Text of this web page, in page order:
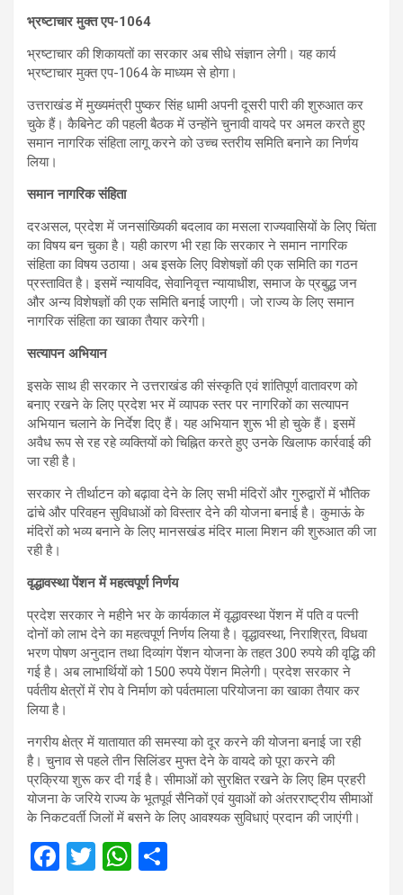
भ्रष्टाचार मुक्त एप-1064
भ्रष्टाचार की शिकायतों का सरकार अब सीधे संज्ञान लेगी। यह कार्य
भ्रष्टाचार मुक्त एप-1064 के माध्यम से होगा।
उत्तराखंड में मुख्यमंत्री पुष्कर सिंह धामी अपनी दूसरी पारी की शुरुआत कर
चुके हैं। कैबिनेट की पहली बैठक में उन्होंने चुनावी वायदे पर अमल करते हुए
समान नागरिक संहिता लागू करने को उच्च स्तरीय समिति बनाने का निर्णय
लिया।
समान नागरिक संहिता
दरअसल, प्रदेश में जनसांख्यिकी बदलाव का मसला राज्यवासियों के लिए चिंता
का विषय बन चुका है। यही कारण भी रहा कि सरकार ने समान नागरिक
संहिता का विषय उठाया। अब इसके लिए विशेषज्ञों की एक समिति का गठन
प्रस्तावित है। इसमें न्यायविद, सेवानिवृत्त न्यायाधीश, समाज के प्रबुद्ध जन
और अन्य विशेषज्ञों की एक समिति बनाई जाएगी। जो राज्य के लिए समान
नागरिक संहिता का खाका तैयार करेगी।
सत्यापन अभियान
इसके साथ ही सरकार ने उत्तराखंड की संस्कृति एवं शांतिपूर्ण वातावरण को
बनाए रखने के लिए प्रदेश भर में व्यापक स्तर पर नागरिकों का सत्यापन
अभियान चलाने के निर्देश दिए हैं। यह अभियान शुरू भी हो चुके हैं। इसमें
अवैध रूप से रह रहे व्यक्तियों को चिह्नित करते हुए उनके खिलाफ कार्रवाई की
जा रही है।
सरकार ने तीर्थाटन को बढ़ावा देने के लिए सभी मंदिरों और गुरुद्वारों में भौतिक
ढांचे और परिवहन सुविधाओं को विस्तार देने की योजना बनाई है। कुमाऊं के
मंदिरों को भव्य बनाने के लिए मानसखंड मंदिर माला मिशन की शुरुआत की जा
रही है।
वृद्धावस्था पेंशन में महत्वपूर्ण निर्णय
प्रदेश सरकार ने महीने भर के कार्यकाल में वृद्धावस्था पेंशन में पति व पत्नी
दोनों को लाभ देने का महत्वपूर्ण निर्णय लिया है। वृद्धावस्था, निराश्रित, विधवा
भरण पोषण अनुदान तथा दिव्यांग पेंशन योजना के तहत 300 रुपये की वृद्धि की
गई है। अब लाभार्थियों को 1500 रुपये पेंशन मिलेगी। प्रदेश सरकार ने
पर्वतीय क्षेत्रों में रोप वे निर्माण को पर्वतमाला परियोजना का खाका तैयार कर
लिया है।
नगरीय क्षेत्र में यातायात की समस्या को दूर करने की योजना बनाई जा रही
है। चुनाव से पहले तीन सिलिंडर मुफ्त देने के वायदे को पूरा करने की
प्रक्रिया शुरू कर दी गई है। सीमाओं को सुरक्षित रखने के लिए हिम प्रहरी
योजना के जरिये राज्य के भूतपूर्व सैनिकों एवं युवाओं को अंतरराष्ट्रीय सीमाओं
के निकटवर्ती जिलों में बसने के लिए आवश्यक सुविधाएं प्रदान की जाएंगी।
F
T
W